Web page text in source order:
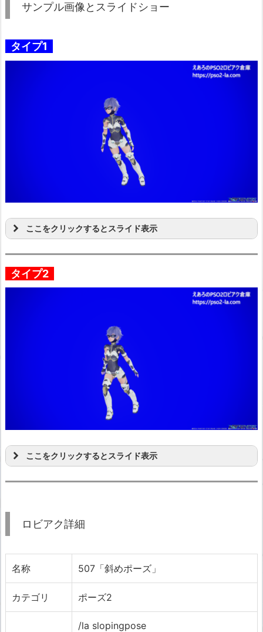
サンプル画像とスライドショー
タイプ1
ここをクリックするとスライド表示
タイプ2
ここをクリックするとスライド表示
ロビアク詳細
名称 507「斜めポーズ」
カテゴリ ポーズ2
/la slopingpose